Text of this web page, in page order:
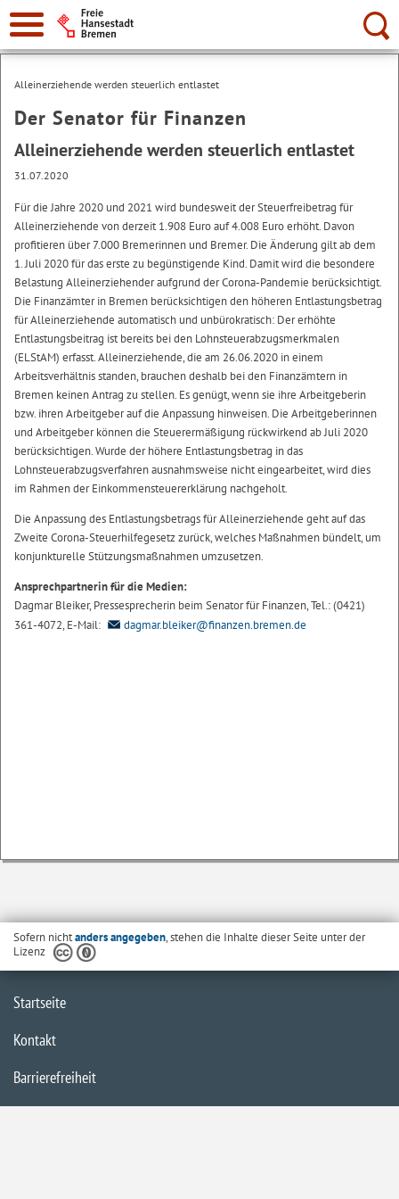
Suche:
Alleinerziehende werden steuerlich entlastet
Der Senator für Finanzen
Alleinerziehende werden steuerlich entlastet
31.07.2020
Für die Jahre 2020 und 2021 wird bundesweit der Steuerfreibetrag für
Alleinerziehende von derzeit 1.908 Euro auf 4.008 Euro erhöht. Davon
profitieren über 7.000 Bremerinnen und Bremer. Die Änderung gilt ab dem
1. Juli 2020 für das erste zu begünstigende Kind. Damit wird die besondere
Belastung Alleinerziehender aufgrund der Corona-Pandemie berücksichtigt.
Die Finanzämter in Bremen berücksichtigen den höheren Entlastungsbetrag
für Alleinerziehende automatisch und unbürokratisch: Der erhöhte
Entlastungsbeitrag ist bereits bei den Lohnsteuerabzugsmerkmalen
(ELStAM) erfasst. Alleinerziehende, die am 26.06.2020 in einem
Arbeitsverhältnis standen, brauchen deshalb bei den Finanzämtern in
Bremen keinen Antrag zu stellen. Es genügt, wenn sie ihre Arbeitgeberin
bzw. ihren Arbeitgeber auf die Anpassung hinweisen. Die Arbeitgeberinnen
und Arbeitgeber können die Steuerermäßigung rückwirkend ab Juli 2020
berücksichtigen. Wurde der höhere Entlastungsbetrag in das
Lohnsteuerabzugsverfahren ausnahmsweise nicht eingearbeitet, wird dies
im Rahmen der Einkommensteuererklärung nachgeholt.
Die Anpassung des Entlastungsbetrags für Alleinerziehende geht auf das
Zweite Corona-Steuerhilfegesetz zurück, welches Maßnahmen bündelt, um
konjunkturelle Stützungsmaßnahmen umzusetzen.
Ansprechpartnerin für die Medien:
Dagmar Bleiker, Pressesprecherin beim Senator für Finanzen, Tel.: (0421)
361-4072, E-Mail:
dagmar.bleiker@finanzen.bremen.de
Sofern nichtanders angegeben, stehen die Inhalte dieser Seite unter der
Lizenz
Startseite
Kontakt
Barrierefreiheit